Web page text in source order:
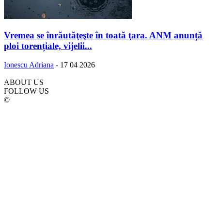
Vremea se înrăutăţeşte în toată ţara. ANM anunță
ploi torențiale, vijelii...
Ionescu Adriana - 17 04 2026
ABOUT US
FOLLOW US
©